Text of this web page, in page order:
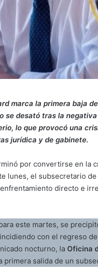
marca la primera baja
se desató tras la
lo que provocó una
jurídica y de gabinete.
por convertirse en la
lunes, el subsecretario de
directo e
este martes, se
con el regreso
nocturno, la Oficina
primera salida de un